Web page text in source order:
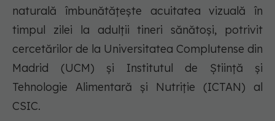
naturală îmbunătățește acuitatea vizuală în
timpul zilei la adulții tineri sănătoși, potrivit
cercetărilor de la Universitatea Complutense din
Madrid (UCM) și Institutul de Știință și
Tehnologie Alimentară și Nutriție (ICTAN) al
CSIC.